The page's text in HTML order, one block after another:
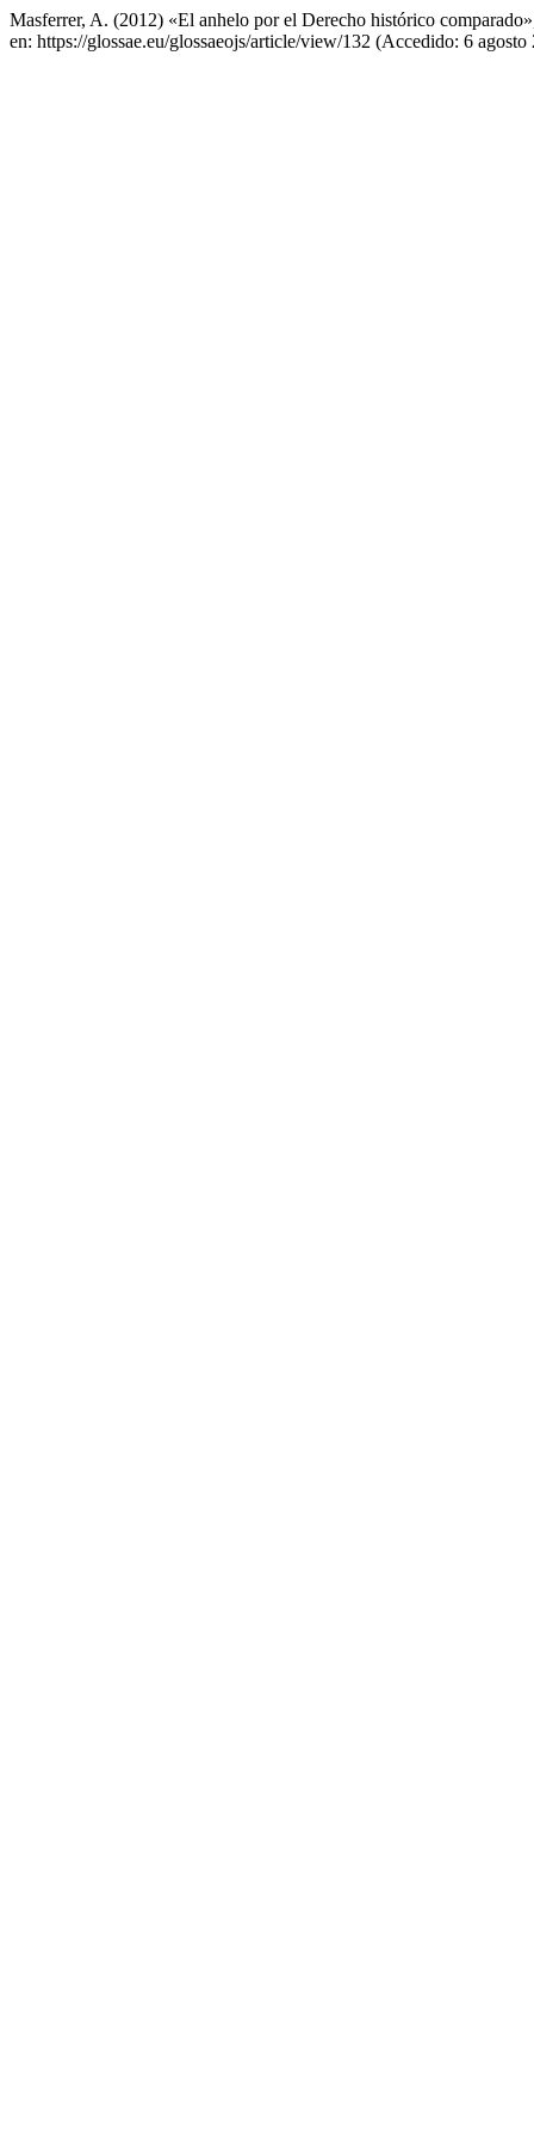
Masferrer, A. (2012) «El anhelo por el Derecho histórico
en: https://glossae.eu/glossaeojs/article/view/132 (Accedido: 6 agosto